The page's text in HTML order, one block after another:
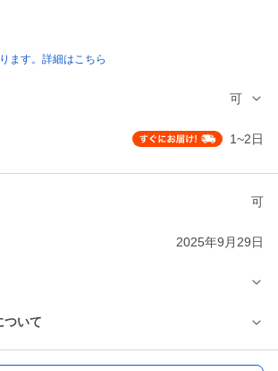
ます。詳細はこちら
可
1~2日
可
2025年9月29日
ついて